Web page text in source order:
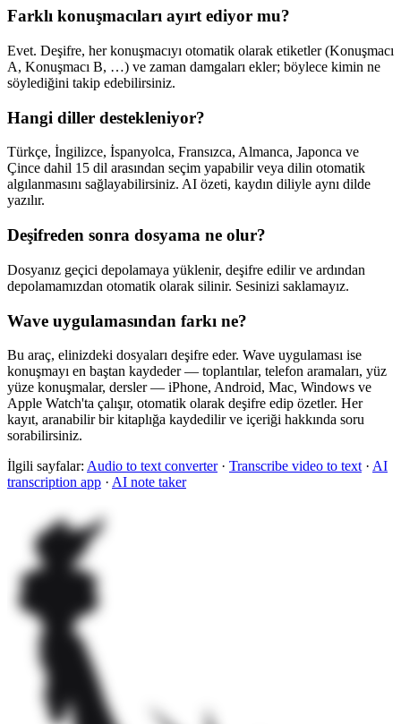
Farklı konuşmacıları ayırt ediyor mu?
Evet. Deşifre, her konuşmacıyı otomatik olarak etiketler (Konuşmacı
A, Konuşmacı B, …) ve zaman damgaları ekler; böylece kimin ne
söylediğini takip edebilirsiniz.
Hangi diller destekleniyor?
Türkçe, İngilizce, İspanyolca, Fransızca, Almanca, Japonca ve
Çince dahil 15 dil arasından seçim yapabilir veya dilin otomatik
algılanmasını sağlayabilirsiniz. AI özeti, kaydın diliyle aynı dilde
yazılır.
Deşifreden sonra dosyama ne olur?
Dosyanız geçici depolamaya yüklenir, deşifre edilir ve ardından
depolamamızdan otomatik olarak silinir. Sesinizi saklamayız.
Wave uygulamasından farkı ne?
Bu araç, elinizdeki dosyaları deşifre eder. Wave uygulaması ise
konuşmayı en baştan kaydeder — toplantılar, telefon aramaları, yüz
yüze konuşmalar, dersler — iPhone, Android, Mac, Windows ve
Apple Watch'ta çalışır, otomatik olarak deşifre edip özetler. Her
kayıt, aranabilir bir kitaplığa kaydedilir ve içeriği hakkında soru
sorabilirsiniz.
İlgili sayfalar: Audio to text converter· Transcribe video to text · AI
transcription app · AI note taker